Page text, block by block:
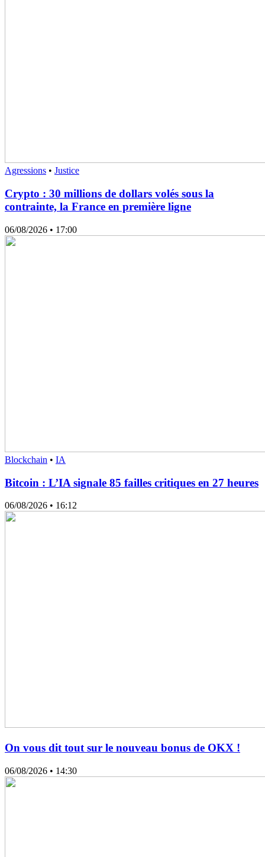
Agressions • Justice
Crypto : 30 millions de dollars volés sous la
contrainte, la France en première ligne
06/08/2026 • 17:00
Blockchain • IA
Bitcoin : L’IA signale 85 failles critiques en 27 heures
06/08/2026 • 16:12
On vous dit tout sur le nouveau bonus de OKX !
06/08/2026 • 14:30